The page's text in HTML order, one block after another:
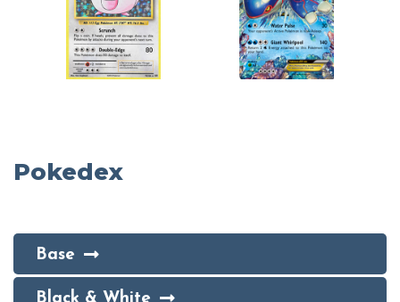
Pokedex
Base